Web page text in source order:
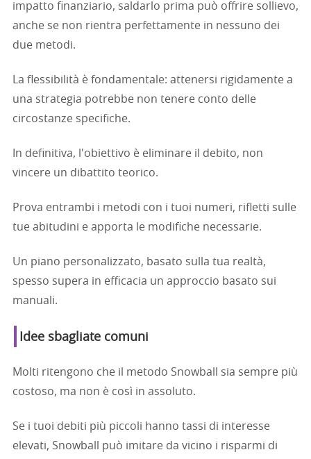
impatto finanziario, saldarlo prima può offrire sollievo,
anche se non rientra perfettamente in nessuno dei
due metodi.
La flessibilità è fondamentale: attenersi rigidamente a
una strategia potrebbe non tenere conto delle
circostanze specifiche.
In definitiva, l'obiettivo è eliminare il debito, non
vincere un dibattito teorico.
Prova entrambi i metodi con i tuoi numeri, rifletti sulle
tue abitudini e apporta le modifiche necessarie.
Un piano personalizzato, basato sulla tua realtà,
spesso supera in efficacia un approccio basato sui
manuali.
Idee sbagliate comuni
Molti ritengono che il metodo Snowball sia sempre più
costoso, ma non è così in assoluto.
Se i tuoi debiti più piccoli hanno tassi di interesse
elevati, Snowball può imitare da vicino i risparmi di